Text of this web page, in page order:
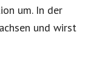
um. In der
und wirst